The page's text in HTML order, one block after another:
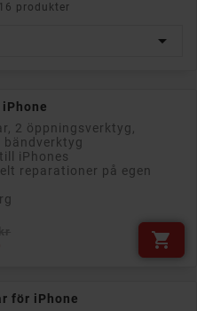
produkter

2 öppningsverktyg,
bändverktyg
iPhones
reparationer på egen

för iPhone